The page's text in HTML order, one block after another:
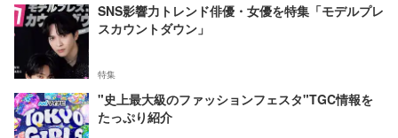
SNS影響力トレンド俳優・女優を特集「モデルプレ
スカウントダウン」
特集
"史上最大級のファッションフェスタ"TGC情報を
たっぷり紹介